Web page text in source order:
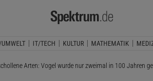
UMWELT IT/TECH KULTUR MATHEMATIK
Seite:Arten: Vogel wurde nur zweimal in 100 Jahren